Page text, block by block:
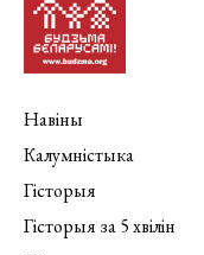
Навіны
Калумністыка
Гісторыя
Гісторыя за 5 хвілін